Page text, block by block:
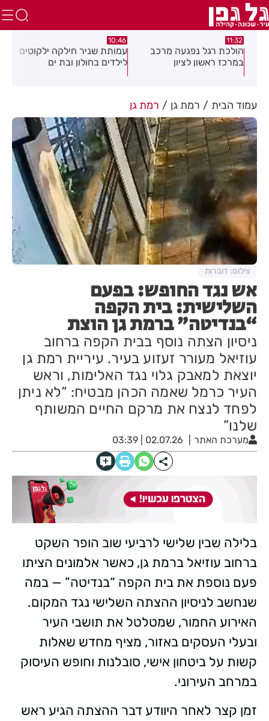
10:46
עמותת שניר חילקה ילקוטים
לילדים בחולון ובת ים
10:30
כתב אישום כנגד 3 קטינים
בגין ביצוע שוד במרכז חולון
עמוד הבית רמת גן רמת גן
אש נגד החופש: בפעם
השלישית: בית הקפה
“בנדיטה” ברמת גן הוצת
ניסיון הצתה נוסף בבית הקפה ברחוב
עוזיאל מעורר זעזוע בעיר. עיריית רמת גן
יוצאת למאבק גלוי נגד האלימות, וראש
העיר כרמל שאמה הכהן מבטיח: “לא ניתן
לפחד לנצח את מרקם החיים המשותף
שלנו”
מערכת האתר 02.07.26 | 03:39
צילום: דוברות
בלילה שבין שלישי לרביעי שוב הופר השקט
ברחוב עוזיאל ברמת גן, כאשר אלמונים הציתו
פעם נוספת את בית הקפה “בנדיטה” — במה
שנחשב לניסיון ההצתה השלישי נגד המקום.
האירוע החמור, שמטלטל את תושבי העיר
ובעלי העסקים באזור, מציף מחדש שאלות
קשות על ביטחון אישי, סובלנות וחופש העיסוק
במרחב העירוני.
זמן קצר לאחר היוודע דבר ההצתה הגיע ראש